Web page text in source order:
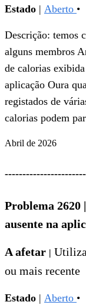
Estado | Aberto •
Descrição: temos
alguns membros
de calorias
aplicação Oura
registados de
calorias podem
Abril de 2026
Problema 2620 |
ausente na
A afetar |
ou mais recente
Estado | Aberto •